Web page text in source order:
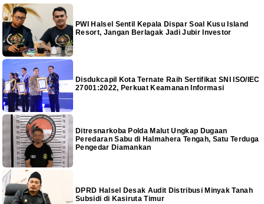
PWI Halsel Sentil Kepala Dispar Soal Kusu Island
Resort, Jangan Berlagak Jadi Jubir Investor
Disdukcapil Kota Ternate Raih Sertifikat SNI ISO/IEC
27001:2022, Perkuat Keamanan Informasi
Ditresnarkoba Polda Malut Ungkap Dugaan
Peredaran Sabu di Halmahera Tengah, Satu Terduga
Pengedar Diamankan
DPRD Halsel Desak Audit Distribusi Minyak Tanah
Subsidi di Kasiruta Timur